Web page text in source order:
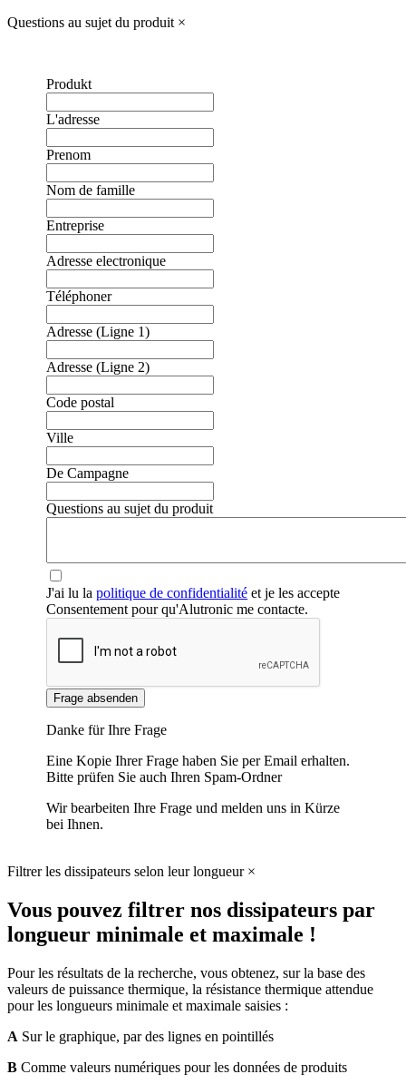
Questions au sujet du produit ×
Produkt
L'adresse
Prenom
Nom de famille
Entreprise
Adresse electronique
Téléphoner
Adresse (Ligne 1)
Adresse (Ligne 2)
Code postal
Ville
De Campagne
Questions au sujet du produit
J'ai lu lapolitique de confidentialité et je les accepte
Consentement pour qu'Alutronic me contacte.
Frage absenden
Danke für Ihre Frage
Eine Kopie Ihrer Frage haben Sie per Email erhalten.
Bitte prüfen Sie auch Ihren Spam-Ordner
Wir bearbeiten Ihre Frage und melden uns in Kürze
bei Ihnen.
Filtrer les dissipateurs selon leur longueur ×
Vous pouvez filtrer nos dissipateurs par
longueur minimale et maximale !
Pour les résultats de la recherche, vous obtenez, sur la base des
valeurs de puissance thermique, la résistance thermique attendue
pour les longueurs minimale et maximale saisies :
A Sur le graphique, par des lignes en pointillés
B Comme valeurs numériques pour les données de produits